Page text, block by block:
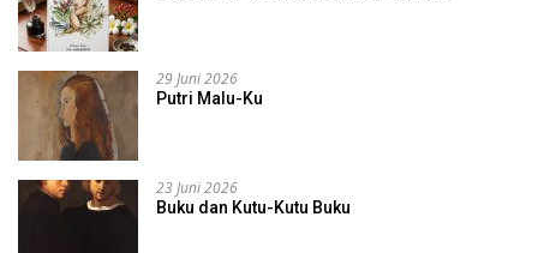
29 Juni 2026
Putri Malu-Ku
23 Juni 2026
Buku dan Kutu-Kutu Buku